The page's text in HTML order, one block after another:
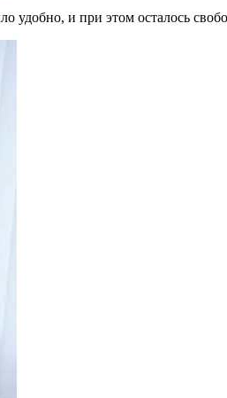
удобно, и при этом осталось